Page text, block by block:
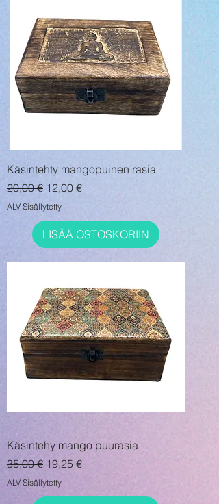
Käsintehty mangopuinen rasia
Normaali hinta
20,00 € Alehinta
12,00 €
ALV Sisällytetty
LISÄÄ OSTOSKORIIN
Käsintehy mango puurasia
Normaali hinta
35,00 € Alehinta
19,25 €
ALV Sisällytetty